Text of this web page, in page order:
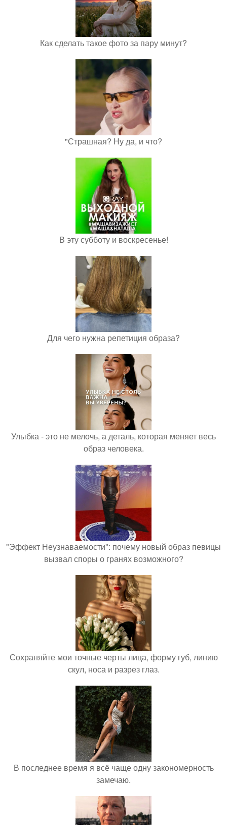
Как сделать такое фото за пару минут?
"Страшная? Ну да, и что?
В эту субботу и воскресенье!
Для чего нужна репетиция образа?
Улыбка - это не мелочь, а деталь, которая меняет весь
образ человека.
"Эффект Неузнаваемости": почему новый образ певицы
вызвал споры о гранях возможного?
Сохраняйте мои точные черты лица, форму губ, линию
скул, носа и разрез глаз.
В последнее время я всё чаще одну закономерность
замечаю.